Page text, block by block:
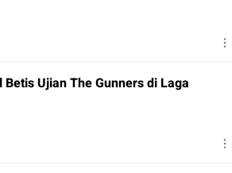
Ujian The Gunners di Laga